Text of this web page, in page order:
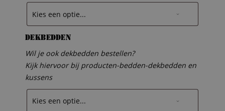
Dekbedden
Wil je ook dekbedden bestellen?
Kijk hiervoor bij producten-bedden-dekbedden en
kussens